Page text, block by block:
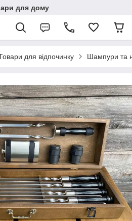
для дому
для відпочинку Шампури та